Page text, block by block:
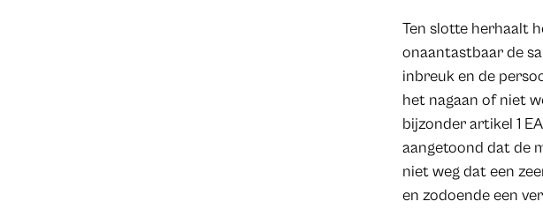
Ten slotte herhaalt
onaantastbaar de
inbreuk en de
het nagaan of niet
bijzonder artikel 1
aangetoond dat de
niet weg dat een
en zodoende een